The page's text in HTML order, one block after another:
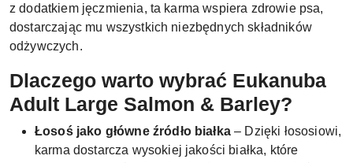
z dodatkiem jęczmienia, ta karma wspiera zdrowie psa,
dostarczając mu wszystkich niezbędnych składników
odżywczych.
Dlaczego warto wybrać Eukanuba
Adult Large Salmon & Barley?
Łosoś jako główne źródło białka– Dzięki łososiowi,
karma dostarcza wysokiej jakości białka, które